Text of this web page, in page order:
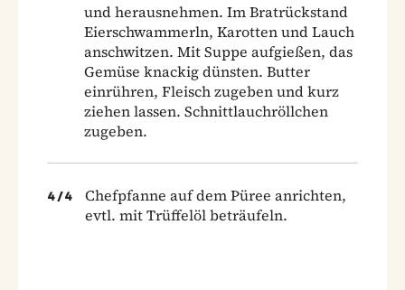
und herausnehmen. Im Bratrückstand
Eierschwammerln, Karotten und Lauch
anschwitzen. Mit Suppe aufgießen, das
Gemüse knackig dünsten. Butter
einrühren, Fleisch zugeben und kurz
ziehen lassen. Schnittlauchröllchen
zugeben.
4 /4
Chefpfanne auf dem Püree anrichten,
evtl. mit Trüffelöl beträufeln.